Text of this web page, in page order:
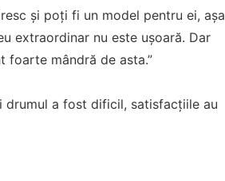
și poți fi un model pentru ei, așa
extraordinar nu este ușoară. Dar
foarte mândră de asta.”
drumul a fost dificil, satisfacțiile au